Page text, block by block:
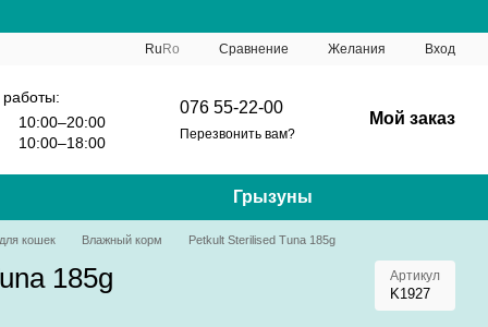
Ru Ro Сравнение Желания Вход
10:00–20:00
10:00–18:00
076 55-22-00
Перезвонить вам?
Мой заказ
Грызуны
кошек Влажный корм Petkult Sterilised Tuna 185g
185g Артикул
K1927